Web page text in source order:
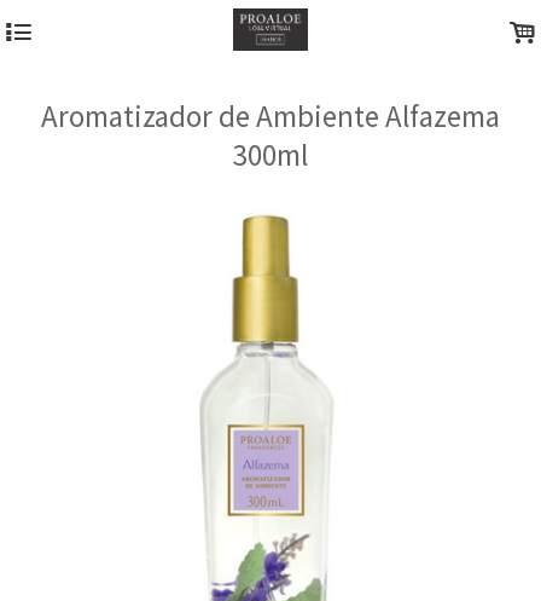
4 .
Aromatizador de Ambiente Alfazema
300ml